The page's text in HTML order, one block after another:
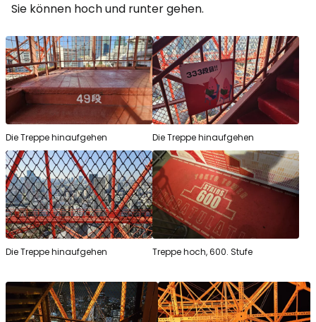
Sie können hoch und runter gehen.
Die Treppe hinaufgehen Die Treppe hinaufgehen
Die Treppe hinaufgehen Treppe hoch, 600. Stufe